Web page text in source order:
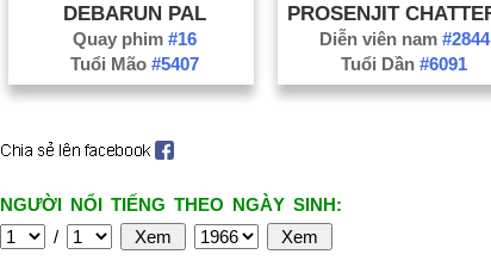
DEBARUN PAL
Quay phim #16
Tuổi Mão #5407
Diễn viên nam #2844
Tuổi Dần#6091
NGƯỜI NỔI TIẾNG THEO NGÀY SINH:
/